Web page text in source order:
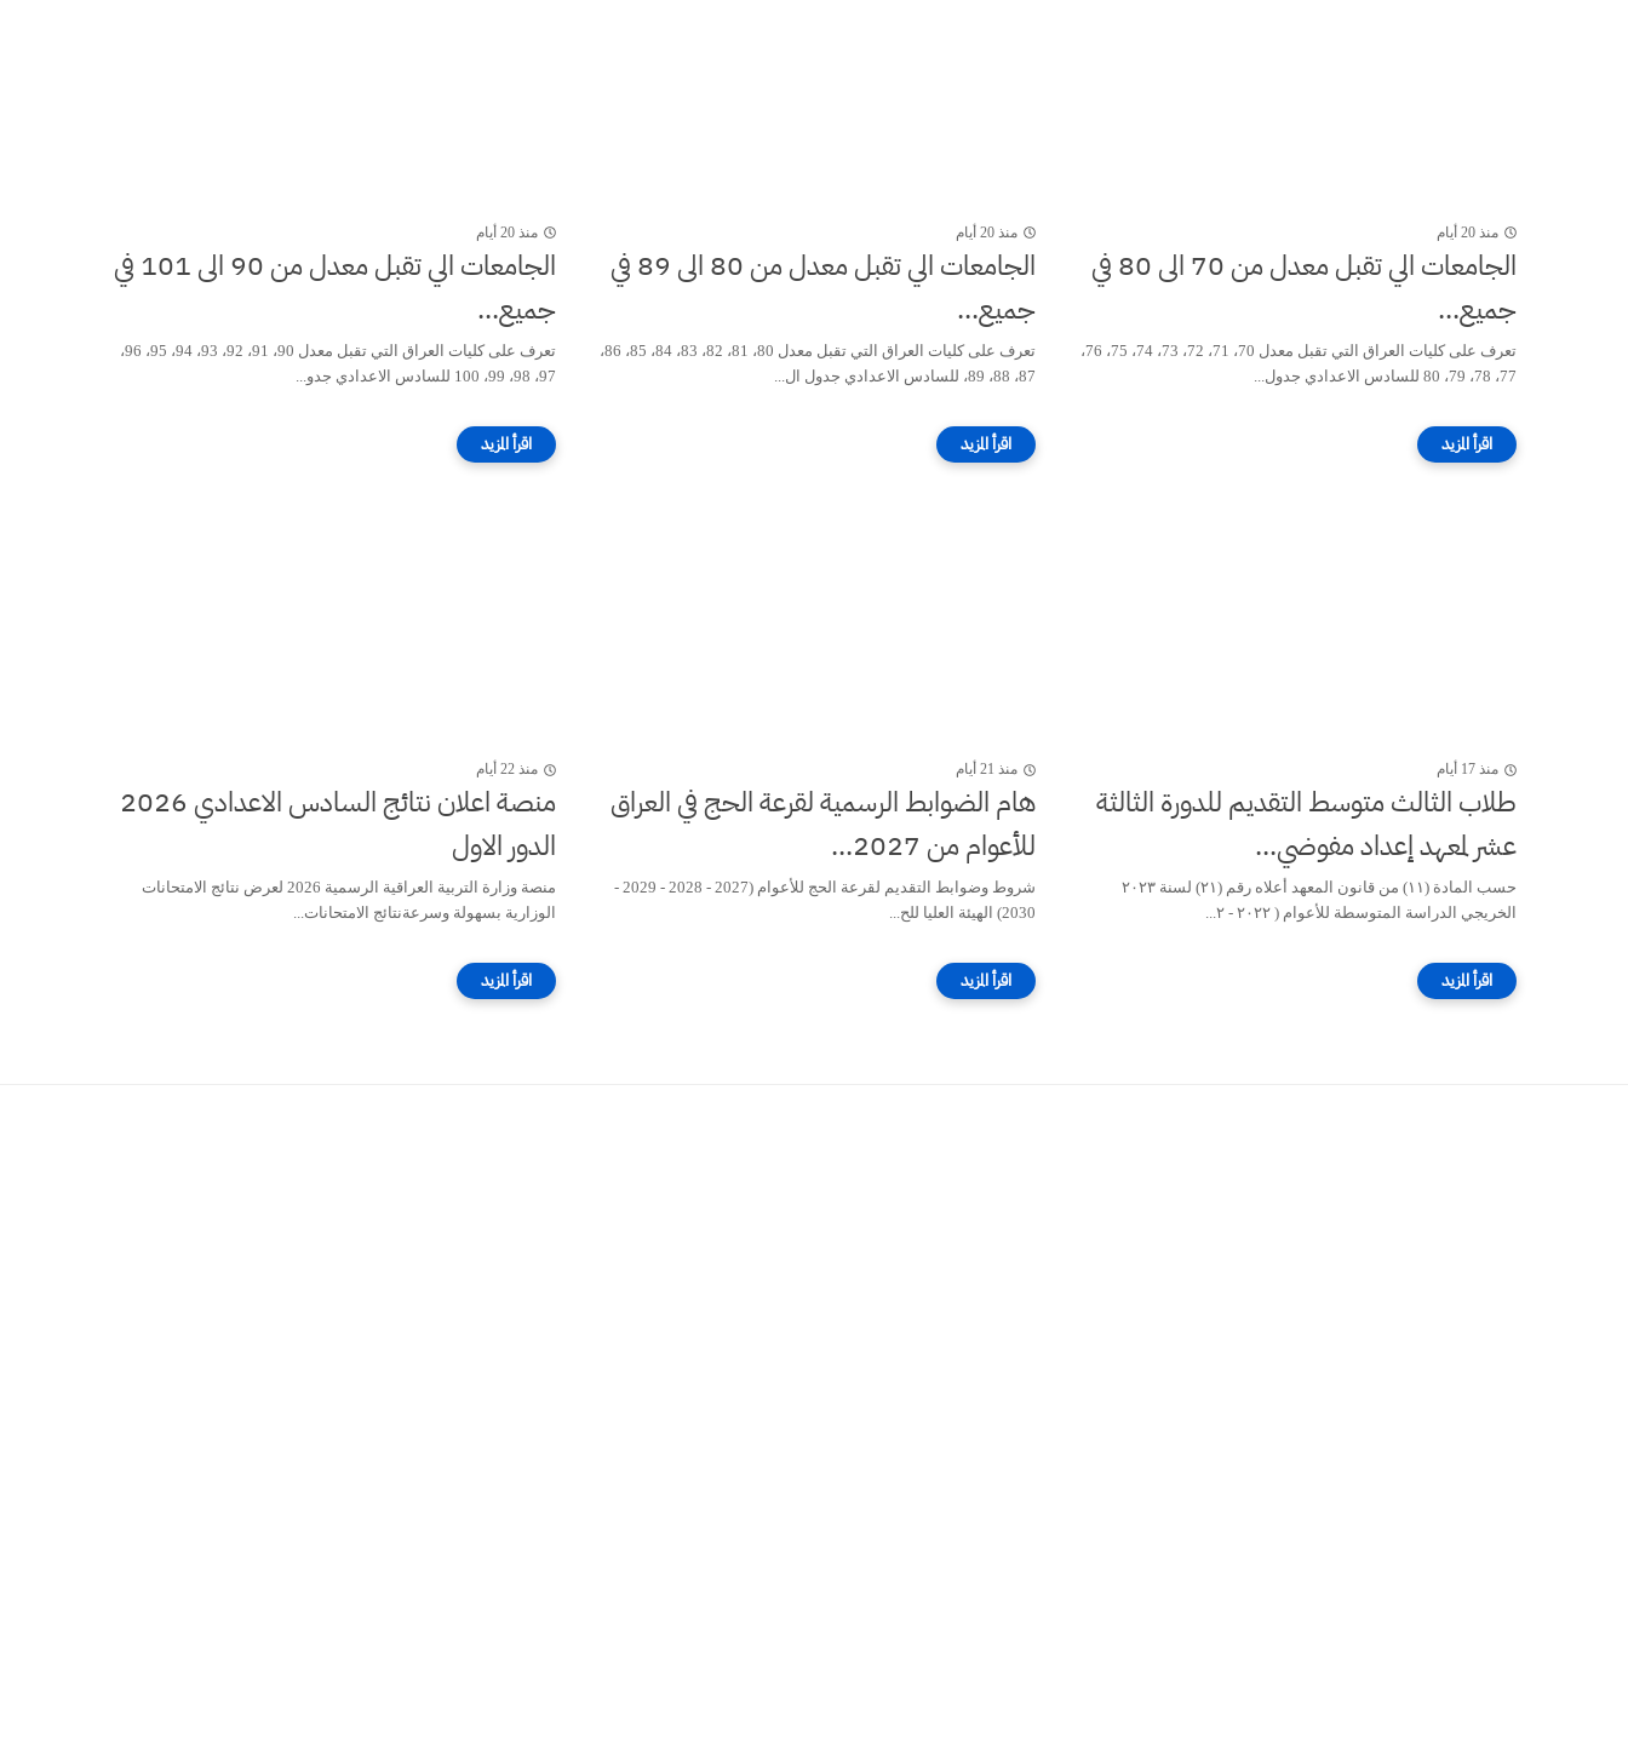
منذ 20 أيام
الجامعات الي تقبل معدل من 70 الى 80 في
جميع...
تعرف على كليات العراق التي تقبل معدل 70، 71، 72، 73، 74، 75، 76،
77، 78، 79، 80 للسادس الاعدادي جدول...
منذ 20 أيام
الجامعات الي تقبل معدل من 80 الى 89 في
جميع...
تعرف على كليات العراق التي تقبل معدل 80، 81، 82، 83، 84، 85، 86،
87، 88، 89، للسادس الاعدادي جدول ال...
منذ 20 أيام
الجامعات الي تقبل معدل من 90 الى 101 في
جميع...
تعرف على كليات العراق التي تقبل معدل 90، 91، 92، 93، 94، 95، 96،
97، 98، 99، 100 للسادس الاعدادي جدو...
منذ 17 أيام
طلاب الثالث متوسط التقديم للدورة الثالثة
عشر لمعهد إعداد مفوضي...
حسب المادة (۱۱) من قانون المعهد أعلاه رقم (۲۱) لسنة ٢٠٢٣
الخريجي الدراسة المتوسطة للأعوام ( ۲۰۲۲ - ۲...
منذ 21 أيام
هام الضوابط الرسمية لقرعة الحج في العراق
للأعوام من 2027...
شروط وضوابط التقديم لقرعة الحج للأعوام (2027 - 2028 - 2029 -
2030) الهيئة العليا للح...
منذ 22 أيام
منصة اعلان نتائج السادس الاعدادي 2026
الدور الاول
منصة وزارة التربية العراقية الرسمية 2026 لعرض نتائج الامتحانات
الوزارية بسهولة وسرعةنتائج الامتحانات...